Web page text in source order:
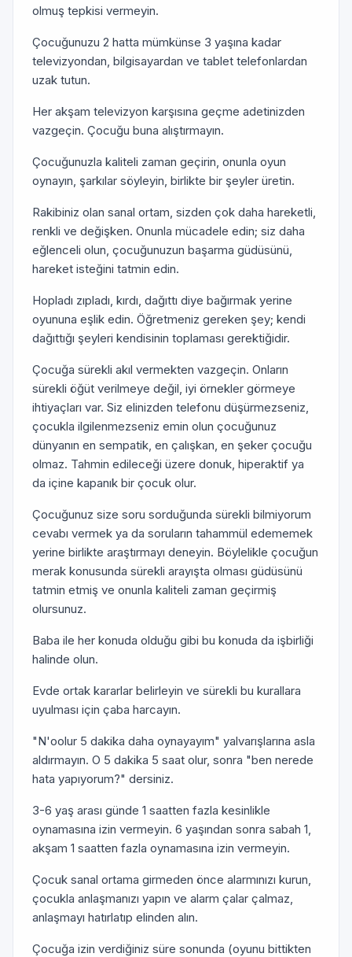
olmuş tepkisi vermeyin.
Çocuğunuzu 2 hatta mümkünse 3 yaşına kadar
televizyondan, bilgisayardan ve tablet telefonlardan
uzak tutun.
Her akşam televizyon karşısına geçme adetinizden
vazgeçin. Çocuğu buna alıştırmayın.
Çocuğunuzla kaliteli zaman geçirin, onunla oyun
oynayın, şarkılar söyleyin, birlikte bir şeyler üretin.
Rakibiniz olan sanal ortam, sizden çok daha hareketli,
renkli ve değişken. Onunla mücadele edin; siz daha
eğlenceli olun, çocuğunuzun başarma güdüsünü,
hareket isteğini tatmin edin.
Hopladı zıpladı, kırdı, dağıttı diye bağırmak yerine
oyununa eşlik edin. Öğretmeniz gereken şey; kendi
dağıttığı şeyleri kendisinin toplaması gerektiğidir.
Çocuğa sürekli akıl vermekten vazgeçin. Onların
sürekli öğüt verilmeye değil, iyi örnekler görmeye
ihtiyaçları var. Siz elinizden telefonu düşürmezseniz,
çocukla ilgilenmezseniz emin olun çocuğunuz
dünyanın en sempatik, en çalışkan, en şeker çocuğu
olmaz. Tahmin edileceği üzere donuk, hiperaktif ya
da içine kapanık bir çocuk olur.
Çocuğunuz size soru sorduğunda sürekli bilmiyorum
cevabı vermek ya da soruların tahammül edememek
yerine birlikte araştırmayı deneyin. Böylelikle çocuğun
merak konusunda sürekli arayışta olması güdüsünü
tatmin etmiş ve onunla kaliteli zaman geçirmiş
olursunuz.
Baba ile her konuda olduğu gibi bu konuda da işbirliği
halinde olun.
Evde ortak kararlar belirleyin ve sürekli bu kurallara
uyulması için çaba harcayın.
"N'oolur 5 dakika daha oynayayım" yalvarışlarına asla
aldırmayın. O 5 dakika 5 saat olur, sonra "ben nerede
hata yapıyorum?" dersiniz.
3-6 yaş arası günde 1 saatten fazla kesinlikle
oynamasına izin vermeyin. 6 yaşından sonra sabah 1,
akşam 1 saatten fazla oynamasına izin vermeyin.
Çocuk sanal ortama girmeden önce alarmınızı kurun,
çocukla anlaşmanızı yapın ve alarm çalar çalmaz,
anlaşmayı hatırlatıp elinden alın.
Çocuğa izin verdiğiniz süre sonunda (oyunu bittikten